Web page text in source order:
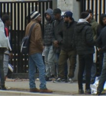
réfugiés menacés par la